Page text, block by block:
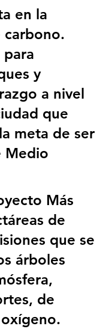
en la
carbono.
y
a nivel
que
meta de ser
Medio
Más
de
que se
árboles
de